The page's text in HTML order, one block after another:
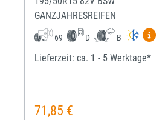
GANZJAHRESREIFEN
69 D B
Lieferzeit: ca. 1 - 5 Werktage*
Regulärer Preis:
71,85 €